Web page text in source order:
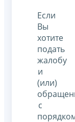
Если
Вы
хотите
подать
жалобу
и
(или)
с